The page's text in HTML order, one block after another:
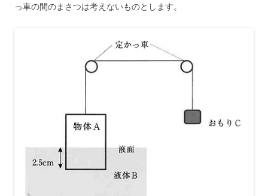
っ車の間のまさつは考えないものとします。